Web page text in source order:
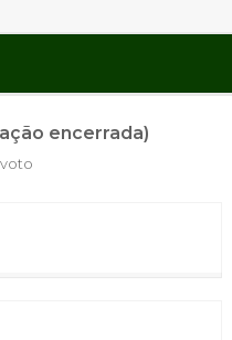
encerrada)